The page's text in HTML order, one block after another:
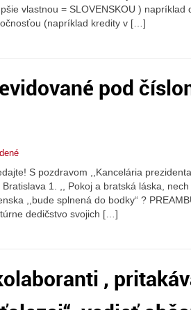
vlastnou = SLOVENSKOU ) napríklad
(napríklad kredity v […]
pod
S pozdravom ,,Kancelária
1. ,, Pokoj a bratská láska,
,,bude splnená do bodky“ ?
dedičstvo svojich […]
,